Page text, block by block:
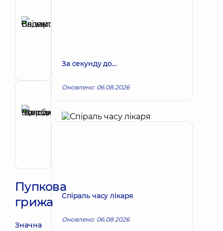
Хірург
Максим
Запис до лікаря
Пупкова
грижа
Значна
За секунду до…
Оновлено: 06.08.2026
Спіраль часу лікаря
Оновлено: 06.08.2026